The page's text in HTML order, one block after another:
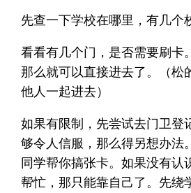
先查一下学校在哪里，有几个
看看有几个门，是否需要刷卡
那么就可以直接进去了。（松
他人一起进去）
如果有限制，先尝试去门卫登
够令人信服，那么得另想办法
同学帮你搞张卡。如果没有认
帮忙，那只能靠自己了。先绕